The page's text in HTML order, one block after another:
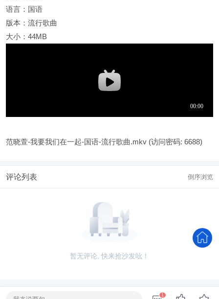
语言：国语
版本：流行歌曲
大小：44MB
范晓萱-我要我们在一起-国语-流行歌曲.mkv (访问密码: 6688)
评论列表 倒序浏览
暂无评论, 快来抢沙发吆！
1